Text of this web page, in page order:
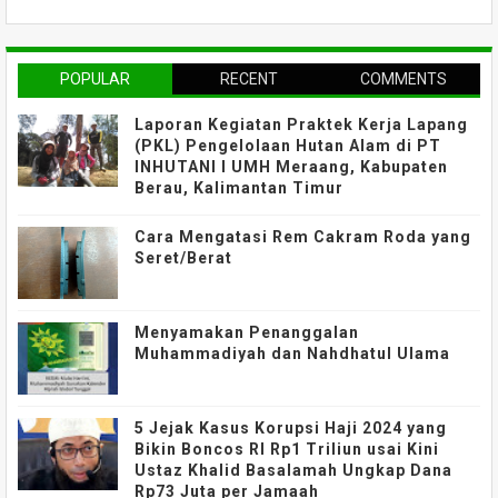
POPULAR RECENT COMMENTS
Laporan Kegiatan Praktek Kerja Lapang
(PKL) Pengelolaan Hutan Alam di PT
INHUTANI I UMH Meraang, Kabupaten
Berau, Kalimantan Timur
Cara Mengatasi Rem Cakram Roda yang
Seret/Berat
Menyamakan Penanggalan
Muhammadiyah dan Nahdhatul Ulama
5 Jejak Kasus Korupsi Haji 2024 yang
Bikin Boncos RI Rp1 Triliun usai Kini
Ustaz Khalid Basalamah Ungkap Dana
Rp73 Juta per Jamaah